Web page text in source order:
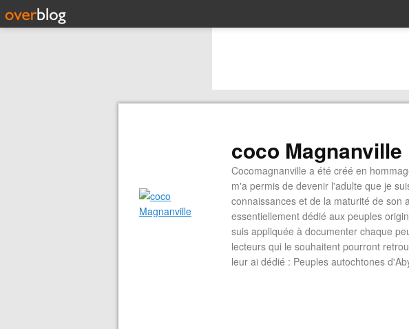
coco Magnanville
Cocomagnanville a été créé en
m'a permis de devenir l'adulte que je
connaissances et de la maturité de son
essentiellement dédié aux peuples
suis appliquée à documenter chaque
lecteurs qui le souhaitent pourront
leur ai dédié : Peuples autochtones